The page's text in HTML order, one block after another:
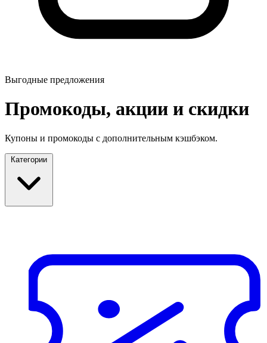
Выгодные предложения
Промокоды, акции и скидки
Купоны и промокоды с дополнительным кэшбэком.
Категории